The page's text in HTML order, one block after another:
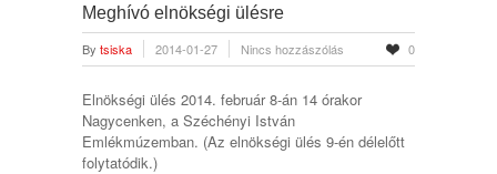
Meghívó elnökségi ülésre
By tsiska 2014-01-27 Nincs hozzászólás 0
Elnökségi ülés 2014. február 8-án 14 órakor
Nagycenken, a Széchényi István
Emlékmúzemban. (Az elnökségi ülés 9-én délelőtt
folytatódik.)